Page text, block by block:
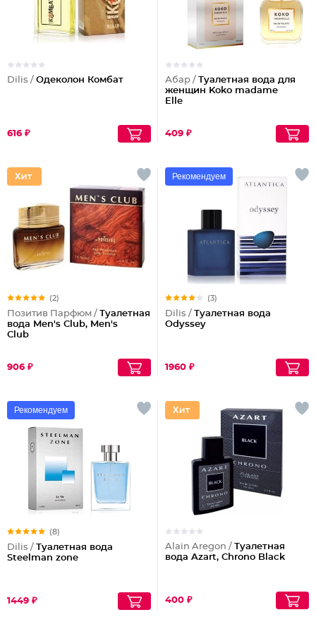
Dilis / Одеколон Комбат
616 ₽
Абар / Туалетная вода для
женщин Koko madame
Elle
409 ₽
(2)
Позитив Парфюм / Туалетная
вода Men's Club, Men's
Club
906 ₽
Рекомендуем
(3)
Dilis / Туалетная вода
Odyssey
1960 ₽
Рекомендуем
(8)
Dilis / Туалетная вода
Steelman zone
1449 ₽
Alain Aregon / Туалетная
вода Azart, Chrono Black
400 ₽